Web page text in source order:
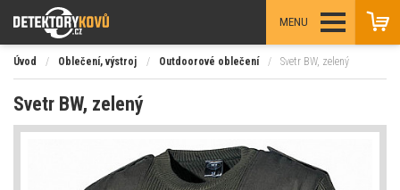
MENU
Úvod / Oblečení, výstroj / Outdoorové oblečení / Svetr BW, zelený
Svetr BW, zelený